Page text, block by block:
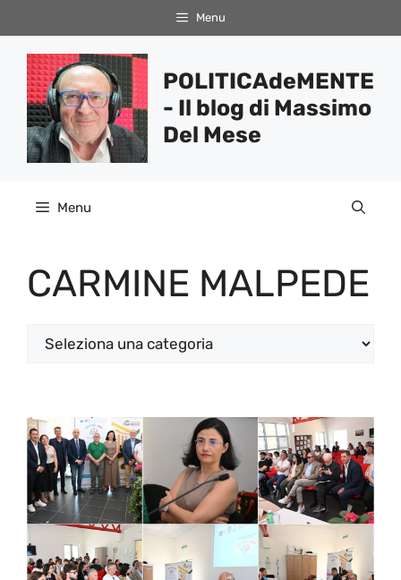
al
contenuto
Menu
POLITICAdeMENTE
- Il blog di Massimo
Del Mese
Menu
CARMINE MALPEDE
Categorie